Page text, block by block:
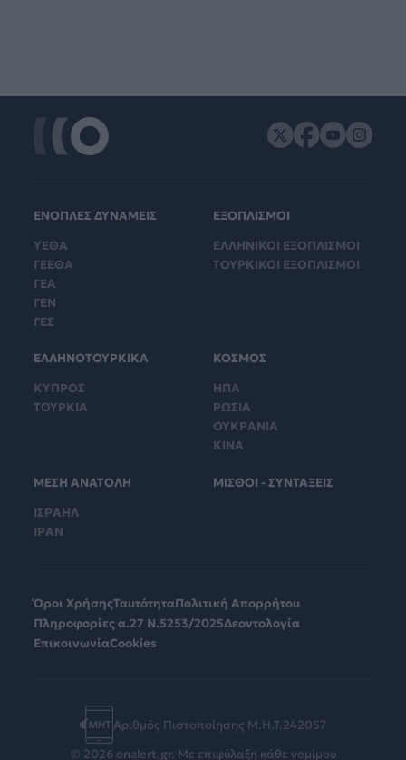
ΕΝΟΠΛΕΣ ΔΥΝΑΜΕΙΣ
ΥΕΘΑ
ΓΕΕΘΑ
ΓΕΑ
ΓΕΝ
ΓΕΣ
ΕΞΟΠΛΙΣΜΟΙ
ΕΛΛΗΝΙΚΟΙ ΕΞΟΠΛΙΣΜΟΙ
ΤΟΥΡΚΙΚΟΙ ΕΞΟΠΛΙΣΜΟΙ
ΕΛΛΗΝΟΤΟΥΡΚΙΚΑ
ΚΥΠΡΟΣ
ΤΟΥΡΚΙΑ
ΚΟΣΜΟΣ
ΗΠΑ
ΡΩΣΙΑ
ΟΥΚΡΑΝΙΑ
ΚΙΝΑ
ΜΕΣΗ ΑΝΑΤΟΛΗ
ΙΣΡΑΗΛ
ΙΡΑΝ
ΜΙΣΘΟΙ - ΣΥΝΤΑΞΕΙΣ
Όροι ΧρήσηςΤαυτότηταΠολιτική Απορρήτου
Πληροφορίες α.27 Ν.5253/2025Δεοντολογία
ΕπικοινωνίαCookies
Αριθμός Πιστοποίησης Μ.Η.Τ.242057
© 2026 onalert.gr. Με επιφύλαξη κάθε νομίμου